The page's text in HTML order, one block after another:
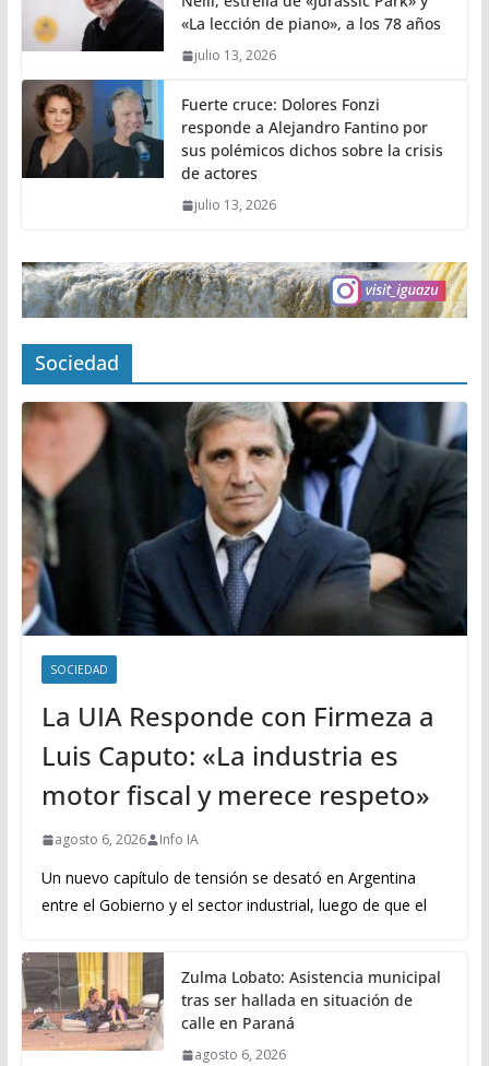
«La lección de piano», a los 78 años
julio 13, 2026
Fuerte cruce: Dolores Fonzi
responde a Alejandro Fantino por
sus polémicos dichos sobre la crisis
de actores
julio 13, 2026
Sociedad
SOCIEDAD
La UIA Responde con Firmeza a
Luis Caputo: «La industria es
motor fiscal y merece respeto»
agosto 6, 2026 Info IA
Un nuevo capítulo de tensión se desató en Argentina
entre el Gobierno y el sector industrial, luego de que el
Zulma Lobato: Asistencia municipal
tras ser hallada en situación de
calle en Paraná
agosto 6, 2026